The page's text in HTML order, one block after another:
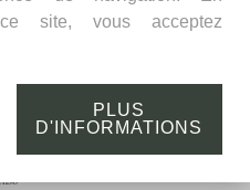
Conseils pour l’entretien
de confidentialité|Déclaration de cookie|Site by
site, vous acceptez
PLUS
D'INFORMATIONS